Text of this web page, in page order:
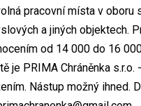
pracovní místa v
a jiných objektech.
od 14 000 do 16
je PRIMA Chráněnka
Nástup možný ihned.